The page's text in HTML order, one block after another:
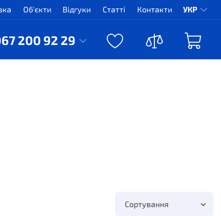
Об'єкти Відгуки Статті Контакти УКР
200 92 29
Сортування